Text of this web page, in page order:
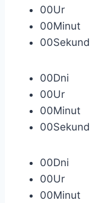
00Ur
00Minut
00Sekund
00Dni
00Ur
00Minut
00Sekund
00Dni
00Ur
00Minut